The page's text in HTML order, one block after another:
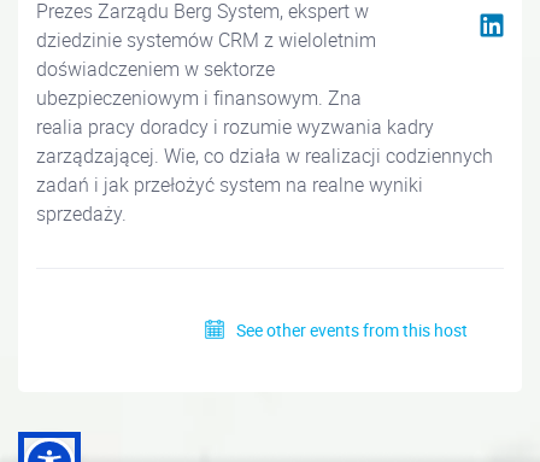
Prezes Zarządu Berg System, ekspert w
dziedzinie systemów CRM z wieloletnim
doświadczeniem w sektorze
ubezpieczeniowym i finansowym. Zna
realia pracy doradcy i rozumie wyzwania kadry
zarządzającej. Wie, co działa w realizacji codziennych
zadań i jak przełożyć system na realne wyniki
sprzedaży.
See other events from this host